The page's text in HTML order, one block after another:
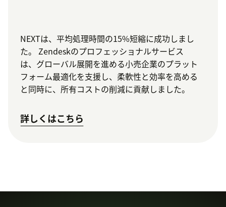
NEXTは、平均処理時間の15%短縮に成功しまし
た。 Zendeskのプロフェッショナルサービス
は、グローバル展開を進める小売企業のプラット
フォーム最適化を支援し、柔軟性と効率を高める
と同時に、所有コストの削減に貢献しました。
詳しくはこちら